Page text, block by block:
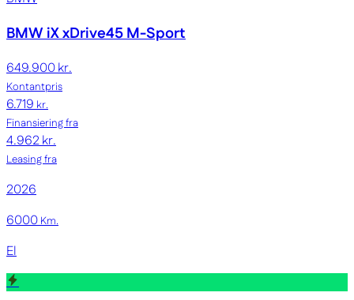
BMW iXxDrive45 M-Sport
649.900 kr.
Kontantpris
6.719kr.
Finansiering fra
4.962 kr.
Leasing fra
2026
6000Km.
El